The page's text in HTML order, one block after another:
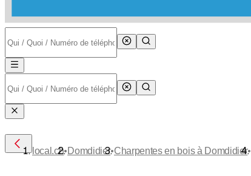
local.ch•Domdidier•Charpentes en bois à Domdidier•